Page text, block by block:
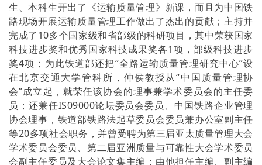
生、本科生开出了《运输质量管理》新课，而且为中国铁
路现场开展运输质量管理工作做出了杰出的贡献；主持并
完成了10多个国家级和省部级的科研项目，其中荣获国家
科技进步奖和优秀国家科技成果奖各1项，部级科技进步
奖4项；为此铁道部还把“全路运输质量管理研究中心”设
在北京交通大学管科所，仲侯教授从“中国质量管理协
会”成立起，就荣任该协会的理事兼学术委员会的主任委
员；还兼任IS09000论坛委员会委员、中国铁路企业管理
协会理事，铁道部铁路法起草委员会委员兼办公室副主任
等20多项社会职务，并曾受聘为第三届亚太质量管理大会
学术委员会委员、第二届亚洲质量与可靠性大会学术委员
会副主任委员及大会论文集主编；由他担任主编、副主编